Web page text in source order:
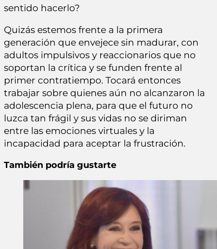
sentido hacerlo?
Quizás estemos frente a la primera
generación que envejece sin madurar, con
adultos impulsivos y reaccionarios que no
soportan la crítica y se funden frente al
primer contratiempo. Tocará entonces
trabajar sobre quienes aún no alcanzaron la
adolescencia plena, para que el futuro no
luzca tan frágil y sus vidas no se diriman
entre las emociones virtuales y la
incapacidad para aceptar la frustración.
También podría gustarte